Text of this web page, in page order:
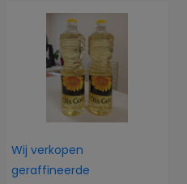
Wij verkopen
geraffineerde